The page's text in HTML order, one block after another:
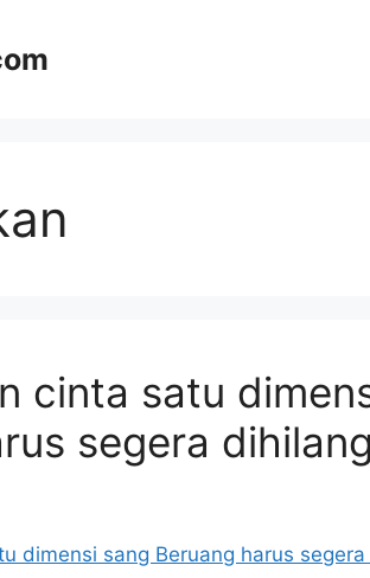
cinta satu
segera